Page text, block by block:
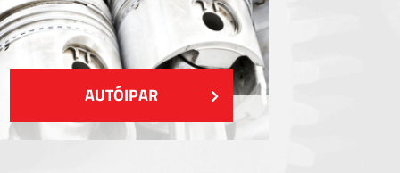
AUTÓIPAR